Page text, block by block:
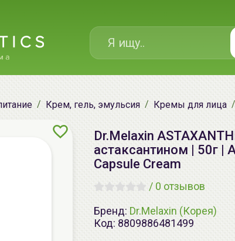
Крем, гель, эмульсия Кремы для лица
Dr.Melaxin
астаксантином | 50г |
Capsule Cream
/ 0 отзывов
Бренд: Dr.Melaxin (Корея)
Код: 8809886481499